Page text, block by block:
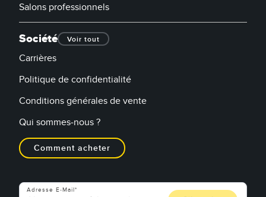
Salons professionnels
Société Voir tout
Carrières
Politique de confidentialité
Conditions générales de vente
Qui sommes-nous ?
Comment acheter
Adresse E-Mail